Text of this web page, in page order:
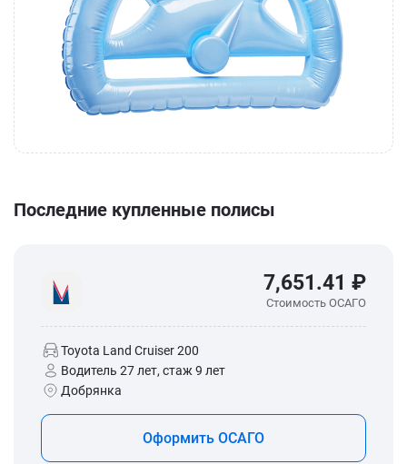
Последние купленные полисы
7,651.41 ₽
Стоимость ОСАГО
Toyota Land Cruiser 200
Водитель 27 лет, стаж 9 лет
Добрянка
Оформить ОСАГО